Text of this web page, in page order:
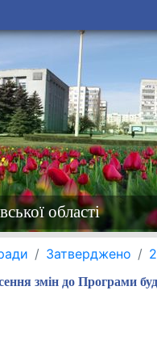
області
Затверджено
змін до Програми